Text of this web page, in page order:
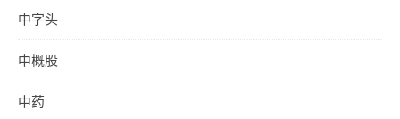
中字头
中概股
中药